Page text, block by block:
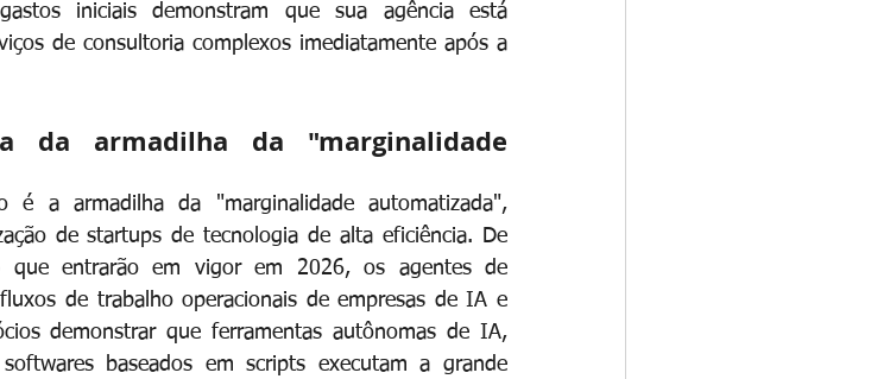
iniciais demonstram que sua agência está
de consultoria complexos imediatamente após a
armadilha da "marginalidade
a armadilha da "marginalidade automatizada",
de startups de tecnologia de alta eficiência. De
que entrarão em vigor em 2026, os agentes de
de trabalho operacionais de empresas de IA e
demonstrar que ferramentas autônomas de IA,
baseados em scripts executam a grande